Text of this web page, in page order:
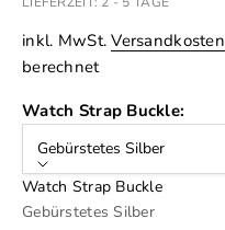
inkl. MwSt.Versandkosten
berechnet
Watch Strap Buckle:
Gebürstetes Silber
Watch Strap Buckle
Gebürstetes Silber